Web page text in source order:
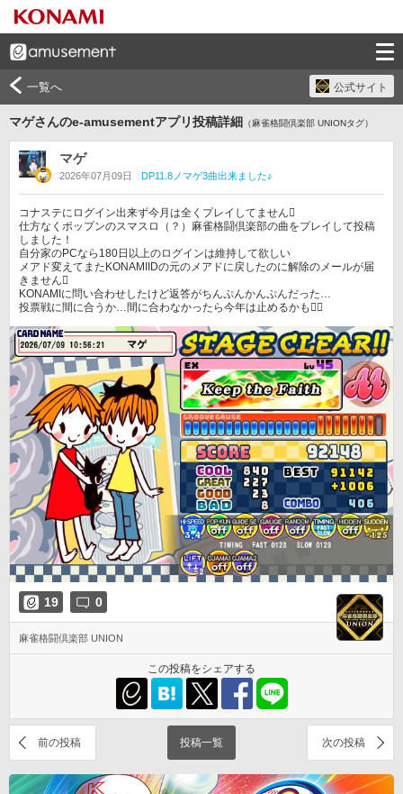
一覧へ 公式サイト
マゲさんのe-amusementアプリ投稿詳細 （麻雀格闘倶楽部 UNIONタグ）
マゲ
2026年07月09日 DP11.8ノマゲ3曲出来ました♪
コナステにログイン出来ず今月は全くプレイしてません󾌺
仕方なくポップンのスマスロ（？）麻雀格闘倶楽部の曲をプレイして投稿
しました！
自分家のPCなら180日以上のログインは維持して欲しい
メアド変えてまたKONAMIIDの元のメアドに戻したのに解除のメールが届
きません󾌺
KONAMIに問い合わせしたけど返答がちんぷんかんぷんだった…
19 0
麻雀格闘倶楽部 UNION
この投稿をシェアする
前の投稿 投稿一覧 次の投稿